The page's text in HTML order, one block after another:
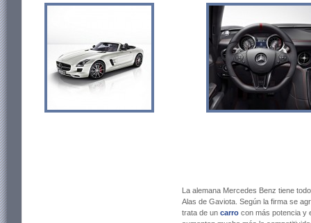
La alemana Mercedes Benz tiene
Alas de Gaviota. Según la firma se
trata de un carro con más potencia y